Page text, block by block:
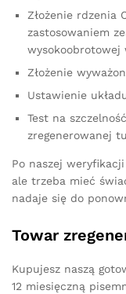
Złożenie rdzenia
zastosowaniem
wysokoobrotowej
Złożenie
Ustawienie
Test na
zregenerowanej
Po naszej
ale trzeba mieć
nadaje się do
Towar
Kupujesz naszą
12 miesięczną